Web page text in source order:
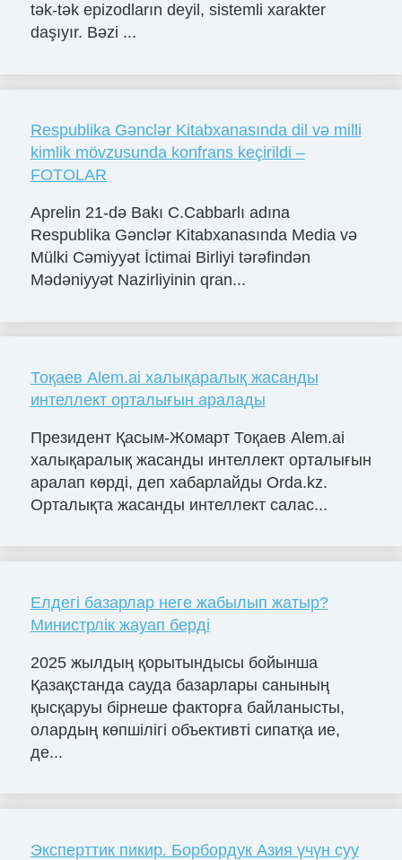
tək-tək epizodların deyil, sistemli xarakter
daşıyır. Bəzi ...
Respublika Gənclər Kitabxanasında dil və milli
kimlik mövzusunda konfrans keçirildi –
FOTOLAR
Aprelin 21-də Bakı C.Cabbarlı adına
Respublika Gənclər Kitabxanasında Media və
Mülki Cəmiyyət İctimai Birliyi tərəfindən
Mədəniyyət Nazirliyinin qran...
Тоқаев Alem.ai халықаралық жасанды
интеллект орталығын аралады
Президент Қасым-Жомарт Тоқаев Alem.ai
халықаралық жасанды интеллект орталығын
аралап көрді, деп хабарлайды Orda.kz.
Орталықта жасанды интеллект салас...
Елдегі базарлар неге жабылып жатыр?
Министрлік жауап берді
2025 жылдың қорытындысы бойынша
Қазақстанда сауда базарлары санының
қысқаруы бірнеше факторға байланысты,
олардың көпшілігі объективті сипатқа ие,
де...
Эксперттик пикир. Борбордук Азия үчүн суу